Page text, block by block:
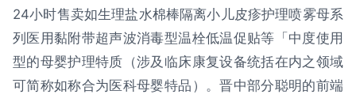
24小时售卖如生理盐水棉棒隔离小儿皮疹护理喷雾母系
列医用黏附带超声波消毒型温栓低温促贴等「中度使用
型的母婴护理特质（涉及临床康复设备统括在内之领域
可简称如称合为医科母婴特品）。晋中部分聪明的前端